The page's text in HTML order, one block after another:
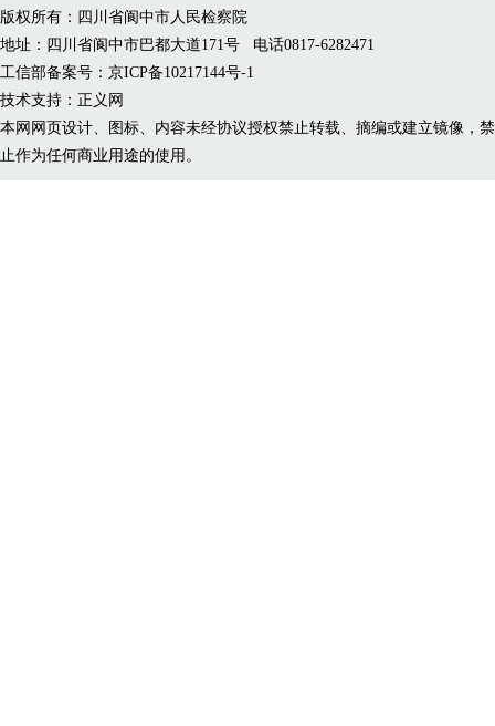
版权所有：四川省阆中市人民检察院
地址：四川省阆中市巴都大道171号 电话0817-6282471
工信部备案号：京ICP备10217144号-1
技术支持：正义网
本网网页设计、图标、内容未经协议授权禁止转载、摘编或建立镜像，禁
止作为任何商业用途的使用。